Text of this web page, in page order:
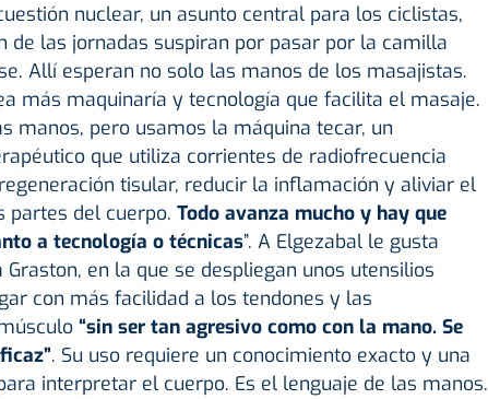
nuclear, un asunto central para los ciclistas,
de las jornadas suspiran por pasar por la camilla
Allí esperan no solo las manos de los masajistas.
más maquinaría y tecnología que facilita el masaje.
manos, pero usamos la máquina tecar, un
que utiliza corrientes de radiofrecuencia
tisular, reducir la inflamación y aliviar el
partes del cuerpo. Todo avanza mucho y hay que
a tecnología o técnicas”. A Elgezabal le gusta
en la que se despliegan unos utensilios
con más facilidad a los tendones y las
“sin ser tan agresivo como con la mano. Se
. Su uso requiere un conocimiento exacto y una
interpretar el cuerpo. Es el lenguaje de las manos.